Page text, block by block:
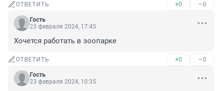
ОТВЕТИТЬ +0 –0
Гость
23 февраля 2024, 17:45
Хочется работать в зоопарке
ОТВЕТИТЬ +0 –0
Гость
23 февраля 2024, 10:35